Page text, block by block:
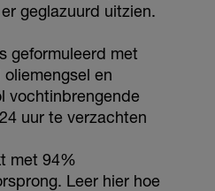
geglazuurd uitzien.
geformuleerd met
en
vochtinbrengende
uur te verzachten
met 94%
Leer hier hoe